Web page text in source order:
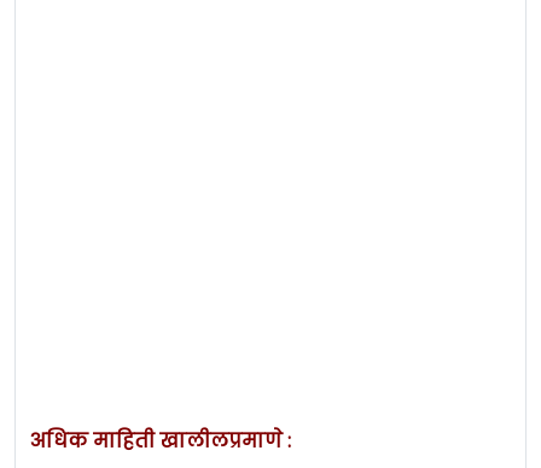
अधिक माहिती खालीलप्रमाणे :